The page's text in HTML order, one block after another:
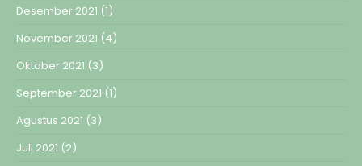
Desember 2021 (1)
November 2021 (4)
Oktober 2021 (3)
September 2021 (1)
Agustus 2021 (3)
Juli 2021 (2)